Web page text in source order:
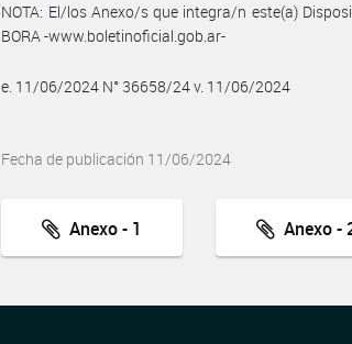
NOTA: El/los Anexo/s que integra/n este(a)
BORA -www.boletinoficial.gob.ar-
e. 11/06/2024 N° 36658/24 v. 11/06/2024
Fecha de publicación 11/06/2024
Anexo - 1 Anexo -